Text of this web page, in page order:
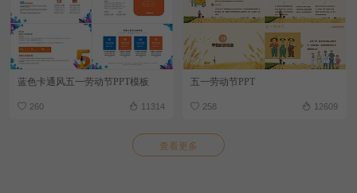
蓝色卡通风五一劳动节PPT模板
260 11314
五一劳动节PPT
258 12609
查看更多